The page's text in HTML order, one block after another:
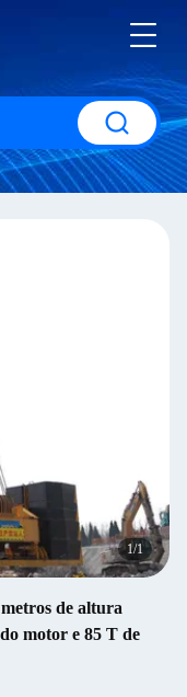
1/1
de altura
motor e 85 T de